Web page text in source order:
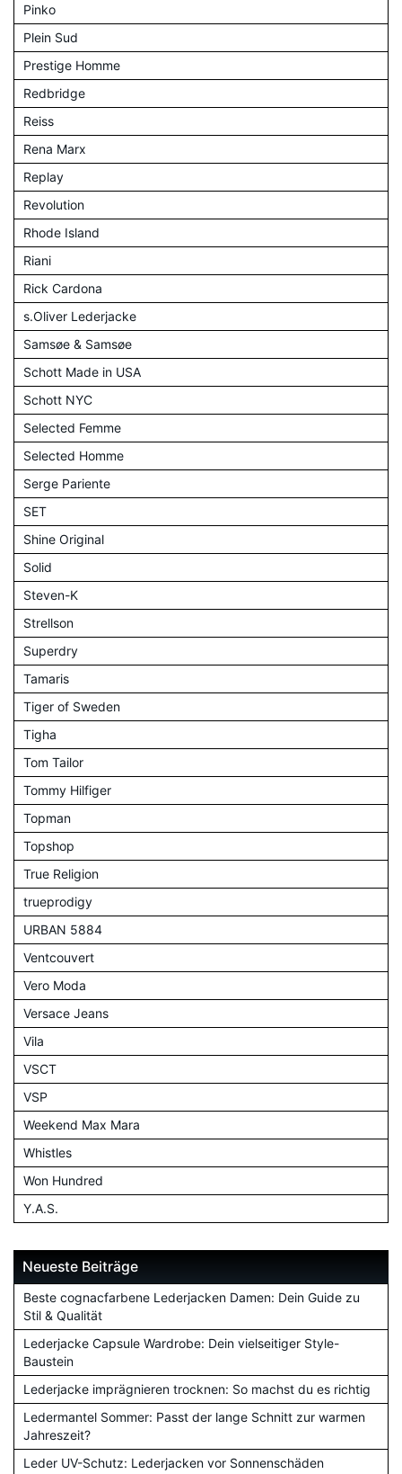
Pinko
Plein Sud
Prestige Homme
Redbridge
Reiss
Rena Marx
Replay
Revolution
Rhode Island
Riani
Rick Cardona
s.Oliver Lederjacke
Samsøe & Samsøe
Schott Made in USA
Schott NYC
Selected Femme
Selected Homme
Serge Pariente
SET
Shine Original
Solid
Steven-K
Strellson
Superdry
Tamaris
Tiger of Sweden
Tigha
Tom Tailor
Tommy Hilfiger
Topman
Topshop
True Religion
trueprodigy
URBAN 5884
Ventcouvert
Vero Moda
Versace Jeans
Vila
VSCT
VSP
Weekend Max Mara
Whistles
Won Hundred
Y.A.S.
Neueste Beiträge
Beste cognacfarbene Lederjacken Damen: Dein Guide zu
Stil & Qualität
Lederjacke Capsule Wardrobe: Dein vielseitiger Style-
Baustein
Lederjacke imprägnieren trocknen: So machst du es richtig
Ledermantel Sommer: Passt der lange Schnitt zur warmen
Jahreszeit?
Leder UV-Schutz: Lederjacken vor Sonnenschäden